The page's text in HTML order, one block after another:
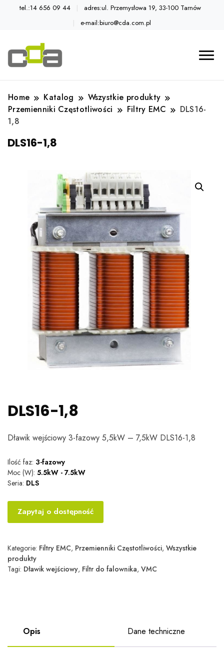
tel.:14 656 09 44
adres:ul. Przemysłowa 19, 33-100 Tarnów
e-mail:biuro@cda.com.pl
Home Katalog
Wszystkie produkty
Przemienniki Częstotliwości
Filtry EMC
DLS16-
1,8
DLS16-1,8
DLS16-1,8
Dławik wejściowy 3-fazowy 5,5kW – 7,5kW DLS16-1,8
Ilość faz: 3-fazowy
Moc (W): 5.5kW - 7.5kW
Seria: DLS
Zapytaj o dostępność
Kategorie: Filtry EMC, Przemienniki Częstotliwości, Wszystkie
produkty
Tagi: Dławik wejściowy, Filtr do falownika, VMC
Opis Dane techniczne